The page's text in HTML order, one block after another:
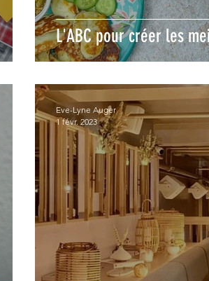
L'ABC pour créer les
Eve-Lyne Auger
1 févr. 2023